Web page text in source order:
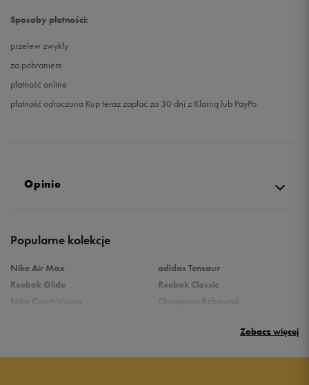
Sposoby płatności:
przelew zwykły
za pobraniem
płatność online
płatność odroczona Kup teraz zapłać za 30 dni z Klarną lub PayPo
Opinie
Popularne kolekcje
Nike Air Max
adidas Tensaur
Reebok Glide
Reebok Classic
Zobacz więcej